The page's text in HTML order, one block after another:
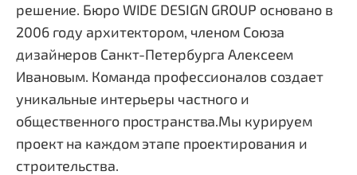
решение. Бюро WIDE DESIGN GROUP основано в
2006 году архитектором, членом Союза
дизайнеров Санкт-Петербурга Алексеем
Ивановым. Команда профессионалов создает
уникальные интерьеры частного и
общественного пространства.Мы курируем
проект на каждом этапе проектирования и
строительства.